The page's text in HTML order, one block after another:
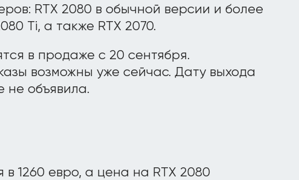
RTX 2080 в обычной версии и более
Ti, а также RTX 2070.
в продаже с 20 сентября.
возможны уже сейчас. Дату выхода
не объявила.
в 1260 евро, а цена на RTX 2080